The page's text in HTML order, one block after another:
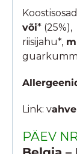
või*
riisijahu*,
Link: v
PÄEV